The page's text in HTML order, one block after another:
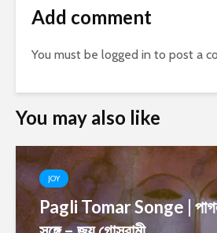
Add comment
You must be logged in to post a
You may also like
JOY
Pagli Tomar Songe |